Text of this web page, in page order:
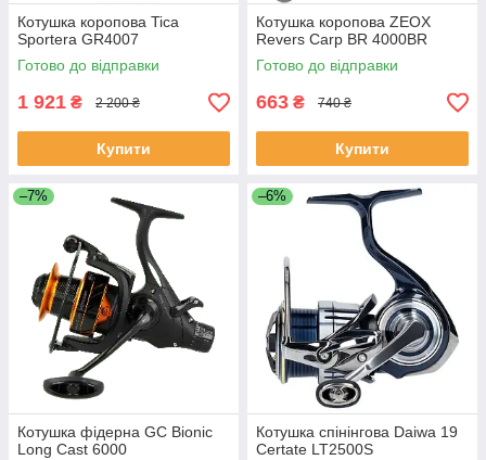
Котушка коропова Tica
Sportera GR4007
Готово до відправки
1 921 ₴ 2 200 ₴
Купити
Котушка коропова ZEOX
Revers Carp BR 4000BR
Готово до відправки
663 ₴ 740 ₴
Купити
–7%
Котушка фідерна GC Bionic
Long Cast 6000
–6%
Котушка спінінгова Daiwa 19
Certate LT2500S